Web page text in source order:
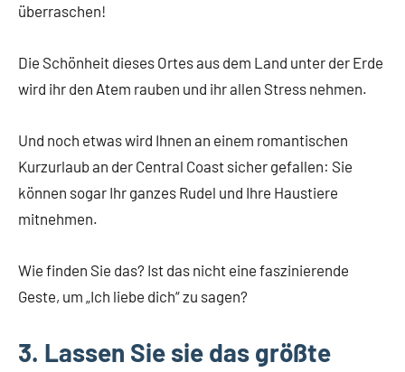
überraschen!
Die Schönheit dieses Ortes aus dem Land unter der Erde
wird ihr den Atem rauben und ihr allen Stress nehmen.
Und noch etwas wird Ihnen an einem romantischen
Kurzurlaub an der Central Coast sicher gefallen: Sie
können sogar Ihr ganzes Rudel und Ihre Haustiere
mitnehmen.
Wie finden Sie das? Ist das nicht eine faszinierende
Geste, um „Ich liebe dich“ zu sagen?
3. Lassen Sie sie das größte